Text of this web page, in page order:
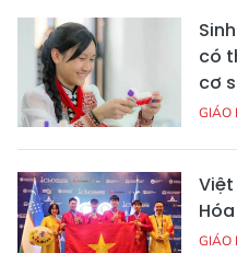
có
cơ
GIÁO
GIÁO